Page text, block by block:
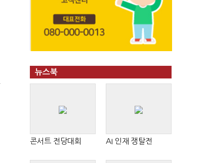
뉴스북
콘서트 전당대회 AI 인재 쟁탈전